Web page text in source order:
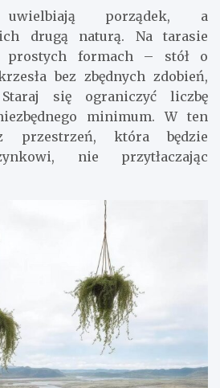
uwielbiają porządek, a
drugą naturą. Na tarasie
prostych formach – stół o
bez zbędnych zdobień,
się ograniczyć liczbę
minimum. W ten
przestrzeń, która będzie
nie przytłaczając